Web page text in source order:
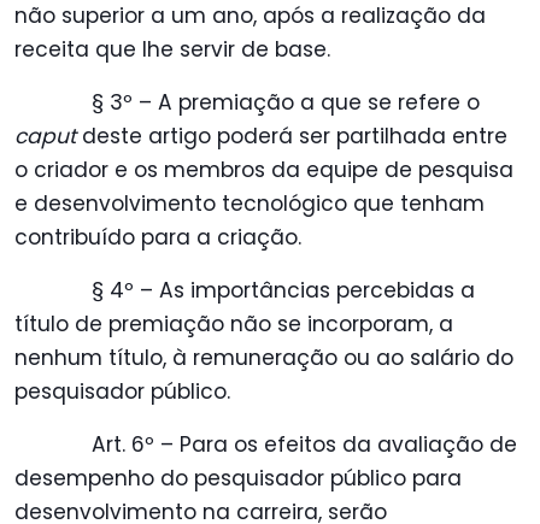
não superior a um ano, após a realização da
receita que lhe servir de base.
§ 3º – A premiação a que se refere o
caputdeste artigo poderá ser partilhada entre
o criador e os membros da equipe de pesquisa
e desenvolvimento tecnológico que tenham
contribuído para a criação.
§ 4º – As importâncias percebidas a
título de premiação não se incorporam, a
nenhum título, à remuneração ou ao salário do
pesquisador público.
Art. 6º – Para os efeitos da avaliação de
desempenho do pesquisador público para
desenvolvimento na carreira, serão